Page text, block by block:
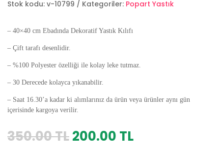
Stok kodu: v-10799 Kategoriler: Popart Yastık
– 40×40 cm Ebadında Dekoratif Yastık Kılıfı
– Çift tarafı desenlidir.
– %100 Polyester özelliği ile kolay leke tutmaz.
– 30 Derecede kolayca yıkanabilir.
– Saat 16.30’a kadar ki alımlarınız da ürün veya ürünler aynı gün
içerisinde kargoya verilir.
350.00TLOrijinal
200.00 TLŞu